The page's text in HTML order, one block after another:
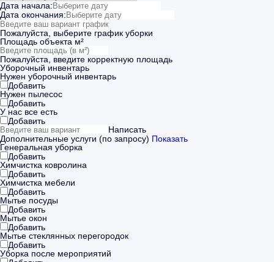
Дата начала:
Дата окончания:
Пожалуйста, выберите график уборки
Площадь объекта м²
Пожалуйста, введите корректную площадь
Уборочный инвентарь
Нужен уборочный инвентарь
Добавить
Нужен пылесос
Добавить
У нас все есть
Добавить
Написать
Дополнительные услуги (по запросу) Показать
Генеральная уборка
Добавить
Химчистка ковролина
Добавить
Химчистка мебели
Добавить
Мытье посуды
Добавить
Мытье окон
Добавить
Мытье стеклянных перегородок
Добавить
Уборка после мероприятий